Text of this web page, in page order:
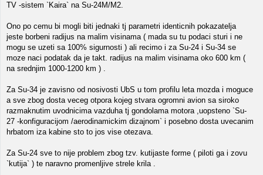
TV -sistem `Kaira` na Su-24M/M2.
Ono po cemu bi mogli biti jednaki tj parametri identicnih pokazatelja
jeste borbeni radijus na malim visinama ( mada su tu podaci sturi i ne
mogu se uzeti sa 100% sigurnosti ) ali recimo i za Su-24 i Su-34 se
moze naci podatak da je takt. radijus na malim visinama oko 600 km (
na srednjim 1000-1200 km ) .
Za Su-34 je zavisno od nosivosti UbS u tom profilu leta mozda i moguce
a sve zbog dosta veceg otpora kojeg stvara ogromni avion sa siroko
razmaknutim uvodnicima vazduha tj gondolama motora ,uopsteno `Su-
27 -konfiguracijom /aerodinamickim dizajnom` i posebno dosta uvecanim
hrbatom iza kabine sto to jos vise otezava.
Za Su-24 sve to nije problem zbog tzv. kutijaste forme ( piloti ga i zovu
`kutija` ) te naravno promenljive strele krila .